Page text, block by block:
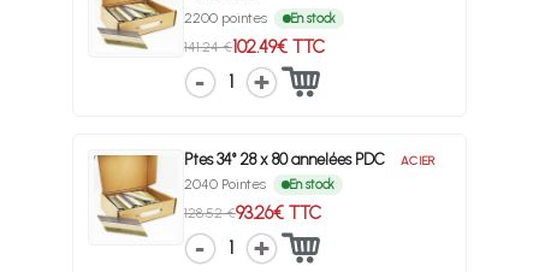
2200 pointes En stock
141.24 €102.49€ TTC
1
Ptes 34° 28 x 80 annelées PDC ACIER
2040 Pointes En stock
128.52 €93.26€ TTC
1